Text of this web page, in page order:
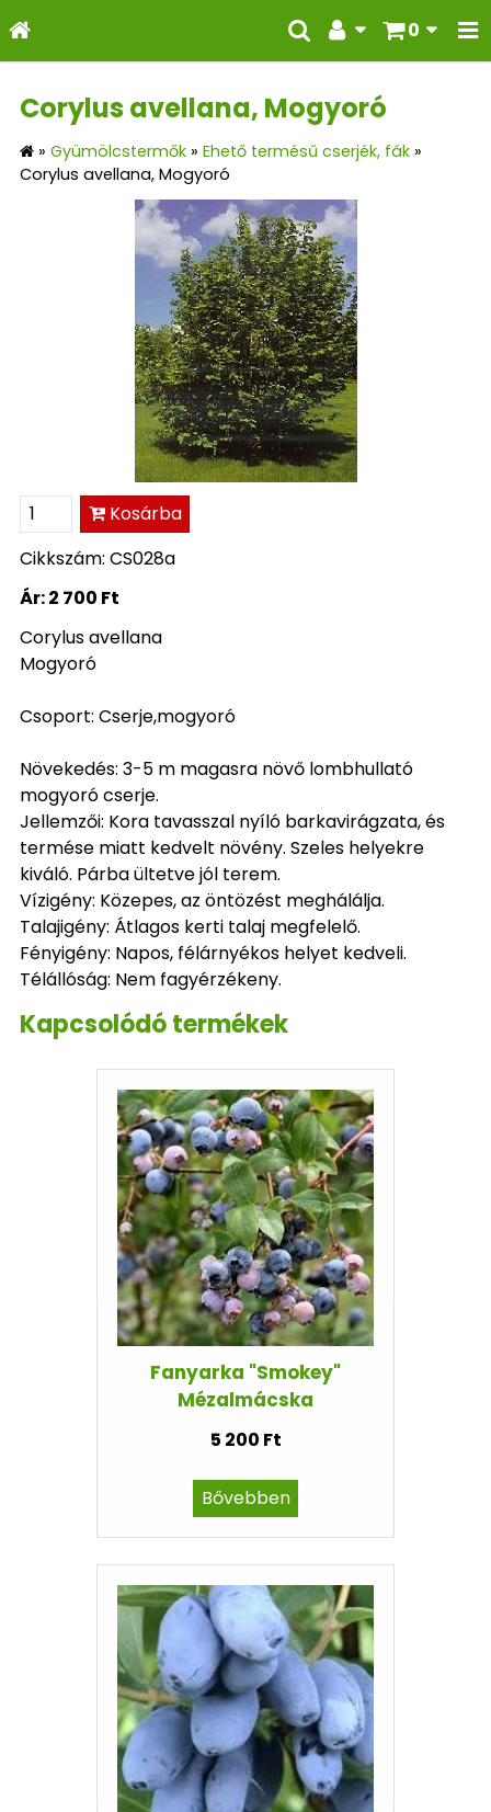
0
Corylus avellana, Mogyoró
» Gyümölcstermők » Ehető termésű cserjék, fák »
Corylus avellana, Mogyoró
Kosárba
Cikkszám: CS028a
Ár:2 700 Ft
Corylus avellana
Mogyoró
Csoport: Cserje,mogyoró
Növekedés: 3-5 m magasra növő lombhullató
mogyoró cserje.
Jellemzői: Kora tavasszal nyíló barkavirágzata, és
termése miatt kedvelt növény. Szeles helyekre
kiváló. Párba ültetve jól terem.
Vízigény: Közepes, az öntözést meghálálja.
Talajigény: Átlagos kerti talaj megfelelő.
Fényigény: Napos, félárnyékos helyet kedveli.
Télállóság: Nem fagyérzékeny.
Kapcsolódó termékek
Fanyarka "Smokey"
Mézalmácska
5 200 Ft
Bővebben